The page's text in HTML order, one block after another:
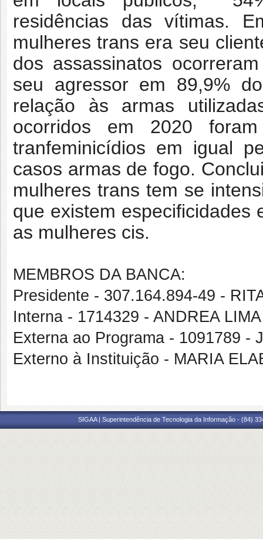
residências das vítimas.
mulheres trans era seu
dos assassinatos
seu agressor em 89,9%
relação às armas
ocorridos em 2020
tranfeminicídios em igual
casos armas de fogo.
mulheres trans tem se
que existem especificidades
as mulheres cis.
MEMBROS DA BANCA:
Presidente - 307.164.894-49 -
Interna - 1714329 - ANDREA
Externa ao Programa - 1091789 -
Externo à Instituição - MARIA
SIGAA | Superintendência de Tecnologia da Informação - (84)